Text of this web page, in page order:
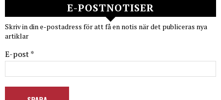
E-POSTNOTISER
Skriv in din e-postadress för att få en notis när det publiceras nya
artiklar
E-post *